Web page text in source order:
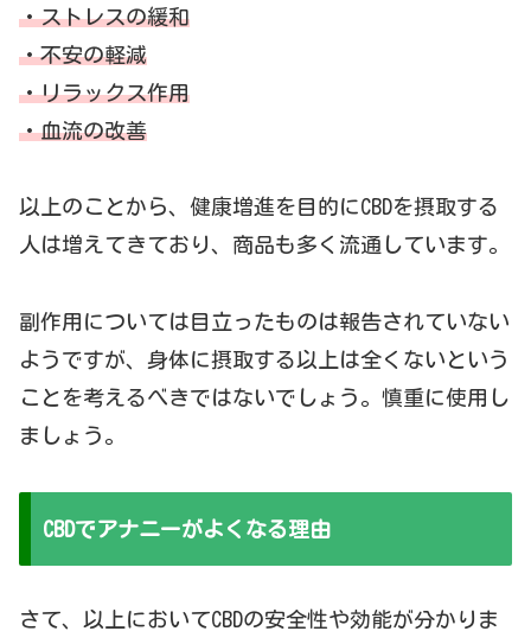
・ストレスの緩和
・不安の軽減
・リラックス作用
・血流の改善
以上のことから、健康増進を目的にCBDを摂取する
人は増えてきており、商品も多く流通しています。
副作用については目立ったものは報告されていない
ようですが、身体に摂取する以上は全くないという
ことを考えるべきではないでしょう。慎重に使用し
ましょう。
CBDでアナニーがよくなる理由
さて、以上においてCBDの安全性や効能が分かりま